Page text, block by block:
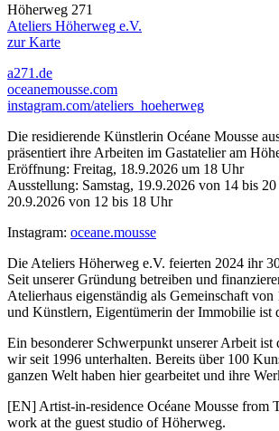
Höherweg 271
Ateliers Höherweg e.V.
zur Karte
a271.de
oceanemousse.com
instagram.com/ateliers_hoeherweg
Die residierende Künstlerin Océane Mousse
präsentiert ihre Arbeiten im Gastatelier am
Eröffnung: Freitag, 18.9.2026 um 18 Uhr
Ausstellung: Samstag, 19.9.2026 von 14 bis
20.9.2026 von 12 bis 18 Uhr
Instagram: oceane.mousse
Die Ateliers Höherweg e.V. feierten 2024 ihr
Seit unserer Gründung betreiben und
Atelierhaus eigenständig als Gemeinschaft
und Künstlern, Eigentümerin der Immobilie ist
Ein besonderer Schwerpunkt unserer Arbeit ist
wir seit 1996 unterhalten. Bereits über 100
ganzen Welt haben hier gearbeitet und ihre
[EN] Artist-in-residence Océane Mousse from
work at the guest studio of Höherweg.